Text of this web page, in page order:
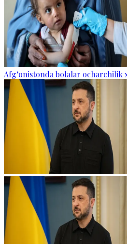
Afg‘onistonda bolalar ocharchilik